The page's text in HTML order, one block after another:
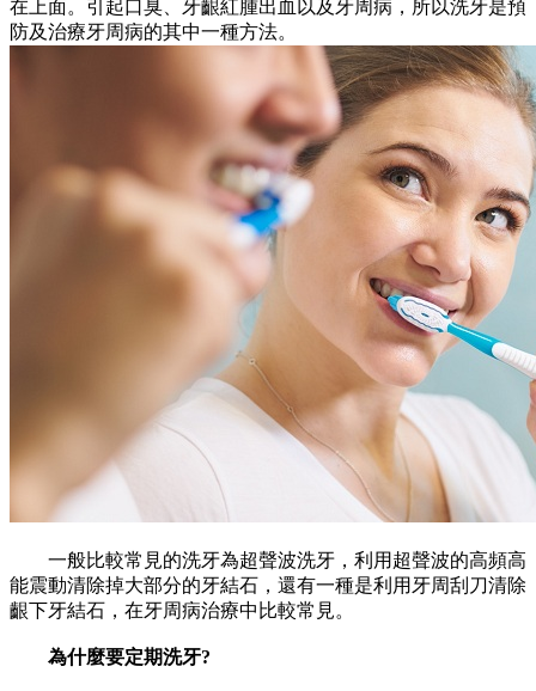
在上面。引起口臭、牙齦紅腫出血以及牙周病，所以洗牙是預
防及治療牙周病的其中一種方法。
一般比較常見的洗牙為超聲波洗牙，利用超聲波的高頻高
能震動清除掉大部分的牙結石，還有一種是利用牙周刮刀清除
齦下牙結石，在牙周病治療中比較常見。
為什麼要定期洗牙?